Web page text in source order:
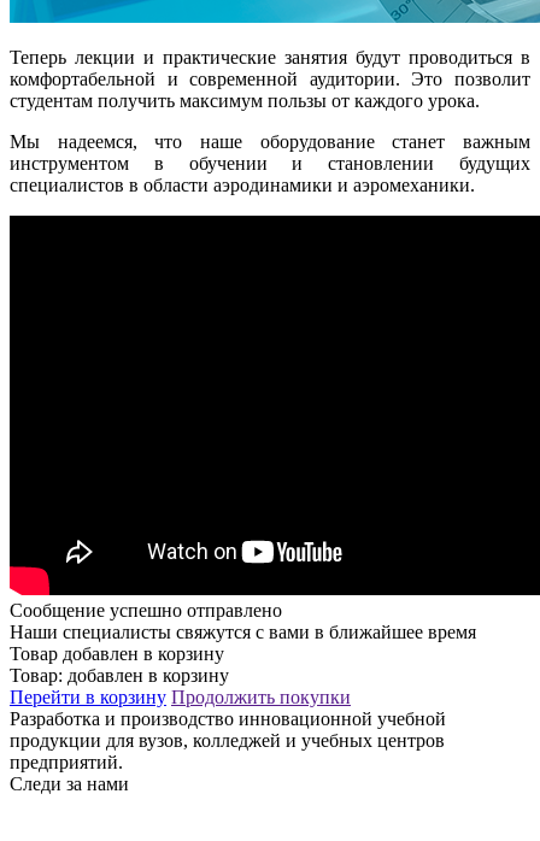
Теперь лекции и практические занятия будут проводиться в
комфортабельной и современной аудитории. Это позволит
студентам получить максимум пользы от каждого урока.
Мы надеемся, что наше оборудование станет важным
инструментом в обучении и становлении будущих
специалистов в области аэродинамики и аэромеханики.
Сообщение успешно отправлено
Наши специалисты свяжутся с вами в ближайшее время
Товар добавлен в корзину
Товар: добавлен в корзину
Перейти в корзину Продолжить покупки
Разработка и производство инновационной учебной
продукции для вузов, колледжей и учебных центров
предприятий.
Следи за нами